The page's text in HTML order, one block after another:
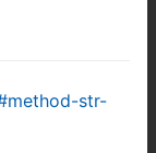
str-